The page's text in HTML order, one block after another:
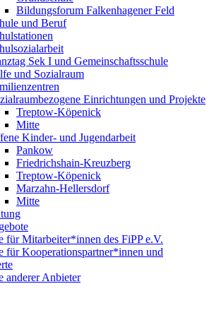
Bildungsforum Falkenhagener Feld
und Beruf
Sek I und Gemeinschaftsschule
und Sozialraum
Einrichtungen und Projekte
Treptow-Köpenick
Mitte
Kinder- und Jugendarbeit
Pankow
Friedrichshain-Kreuzberg
Treptow-Köpenick
Marzahn-Hellersdorf
Mitte
für Mitarbeiter*innen des FiPP e.V.
für Kooperationspartner*innen und
anderer Anbieter